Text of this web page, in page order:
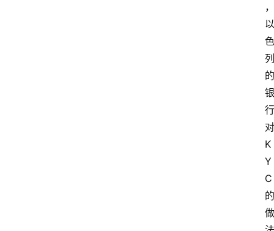
，
以
色
列
的
银
行
对
K
Y
C
的
做